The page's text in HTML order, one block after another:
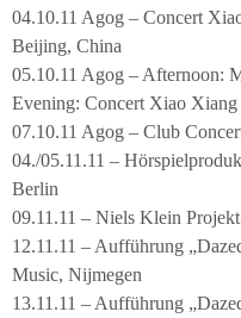
04.10.11 Agog – Concert
Beijing, China
05.10.11 Agog – Afternoon:
Evening: Concert Xiao
07.10.11 Agog – Club
04./05.11.11 –
Berlin
09.11.11 – Niels Klein
12.11.11 – Aufführung
Music, Nijmegen
13.11.11 – Aufführung